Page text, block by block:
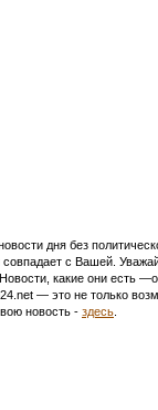
дня без
с Вашей.
какие они есть
— это не только
новость - здесь